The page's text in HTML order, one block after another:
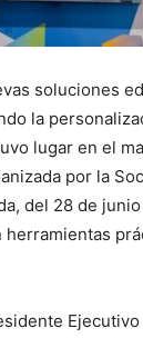
soluciones
la
lugar en el
por la
del 28 de